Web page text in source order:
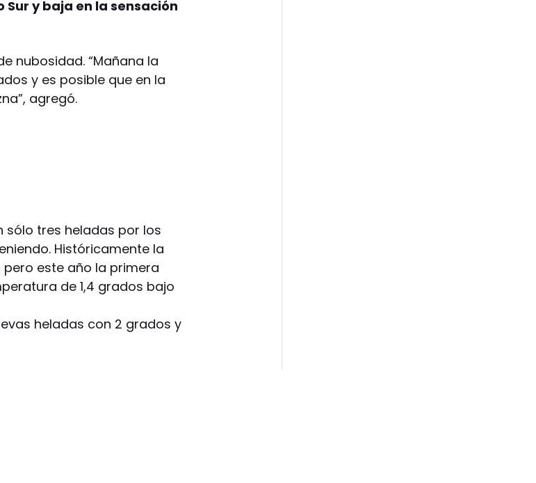
Sur y baja en la sensación
nubosidad. “Mañana la
y es posible que en la
agregó.
sólo tres heladas por los
Históricamente la
este año la primera
de 1,4 grados bajo
heladas con 2 grados y